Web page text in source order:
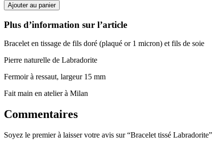
Ajouter au panier
Plus d’information sur l’article
Bracelet en tissage de fils doré (plaqué or 1 micron) et fils de soie
Pierre naturelle de Labradorite
Fermoir à ressaut, largeur 15 mm
Fait main en atelier à Milan
Commentaires
Soyez le premier à laisser votre avis sur “Bracelet tissé Labradorite”